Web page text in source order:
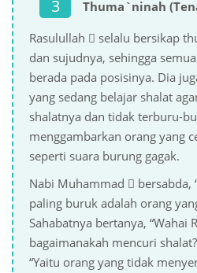
Thuma`ninah
Rasulullah  selalu bersikap
dan sujudnya, sehingga
berada pada posisinya. Dia
yang sedang belajar shalat
shalatnya dan tidak terburu-
menggambarkan orang yang
seperti suara burung gagak.
Nabi Muhammad  bersabda,
paling buruk adalah orang
Sahabatnya bertanya, “Wahai
bagaimanakah mencuri
“Yaitu orang yang tidak